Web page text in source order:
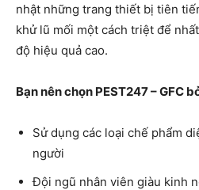
nhật những trang thiết bị tiên
khử lũ mối một cách triệt để
độ hiệu quả cao.
Bạn nên chọn PEST247 – GFC
Sử dụng các loại chế phẩm
người
Đội ngũ nhân viên giàu kinh